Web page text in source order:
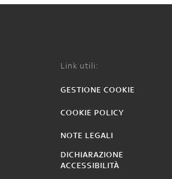
Link utili:
GESTIONE COOKIE
COOKIE POLICY
NOTE LEGALI
DICHIARAZIONE
ACCESSIBILITÀ